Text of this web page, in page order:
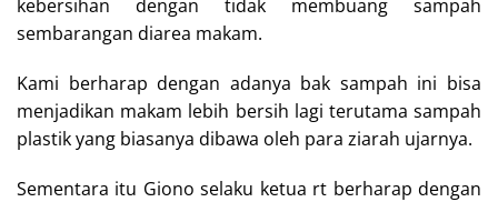
kebersihan dengan tidak membuang sampah
sembarangan diarea makam.
Kami berharap dengan adanya bak sampah ini bisa
menjadikan makam lebih bersih lagi terutama sampah
plastik yang biasanya dibawa oleh para ziarah ujarnya.
Sementara itu Giono selaku ketua rt berharap dengan